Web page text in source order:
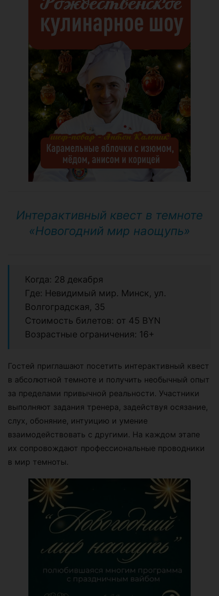
Интерактивный квест в темноте
«Новогодний мир наощупь»
Когда: 28 декабря
Где: Невидимый мир. Минск, ул.
Волгоградская, 35
Стоимость билетов: от 45 BYN
Возрастные ограничения: 16+
Гостей приглашают посетить интерактивный квест
в абсолютной темноте и получить необычный опыт
за пределами привычной реальности. Участники
выполняют задания тренера, задействуя осязание,
слух, обоняние, интуицию и умение
взаимодействовать с другими. На каждом этапе
их сопровождают профессиональные проводники
в мир темноты.